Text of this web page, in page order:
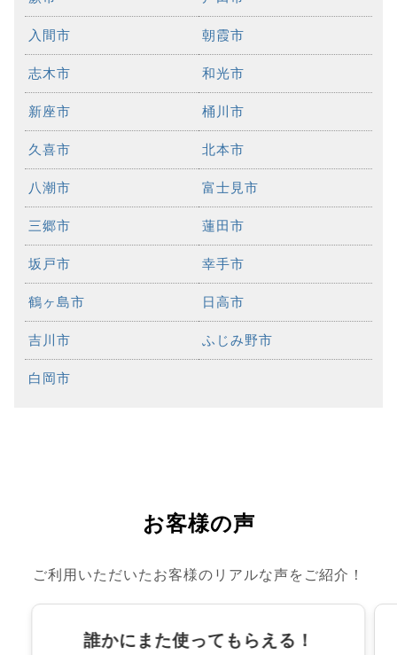
入間市 朝霞市
志木市 和光市
新座市 桶川市
久喜市 北本市
八潮市 富士見市
三郷市 蓮田市
坂戸市 幸手市
鶴ヶ島市 日高市
吉川市 ふじみ野市
白岡市
お客様の声
ご利用いただいたお客様のリアルな声をご紹介！
誰かにまた使ってもらえる！